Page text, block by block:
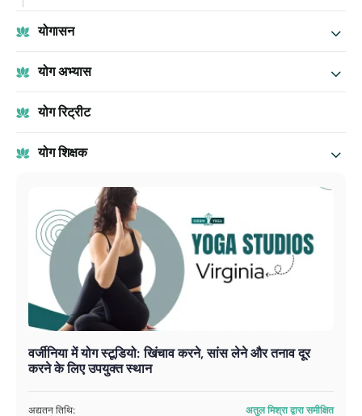
योगासन
योग अभ्यास
योग रिट्रीट
योग शिक्षक
वर्जीनिया में योग स्टूडियो: खिंचाव करने, सांस लेने और तनाव दूर
करने के लिए उपयुक्त स्थान
अद्यतन तिथि:
अतुल मिश्रा द्वारा समीक्षित